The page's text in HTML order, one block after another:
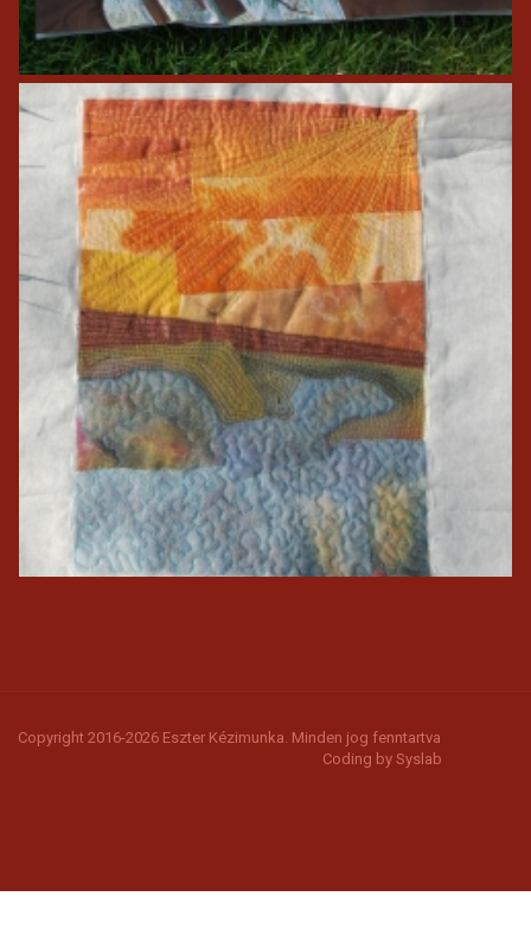
Copyright 2016-2026 Eszter Kézimunka. Minden jog fenntartva
Coding by Syslab